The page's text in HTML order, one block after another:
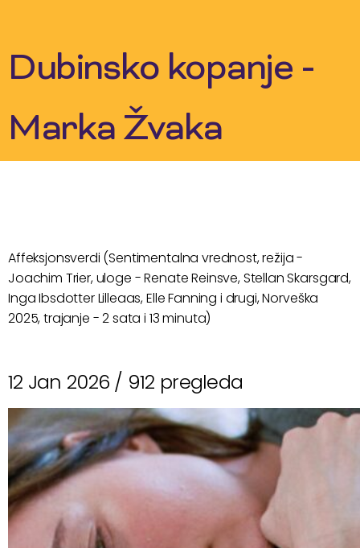
Dubinsko kopanje -
Marka Žvaka
Affeksjonsverdi (Sentimentalna vrednost, režija -
Joachim Trier, uloge - Renate Reinsve, Stellan Skarsgard,
Inga Ibsdotter Lilleaas, Elle Fanning i drugi, Norveška
2025, trajanje - 2 sata i 13 minuta)
12 Jan 2026 / 912 pregleda